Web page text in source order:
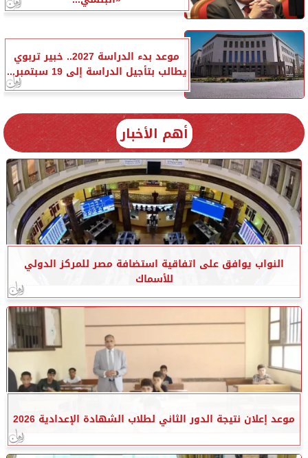
موعد بدء الدراسة 2027.. خبير تربوي
يطالب بتأجيل الدراسة إلى 19 سبتمبر...
أهم الأخبار
النواب يوافق على اتفاقية استضافة مصر للمركز الدولي
للأسماك
موعد إعلان نتيجة الدور الثاني لطلاب الشهادة الإعدادية 2026